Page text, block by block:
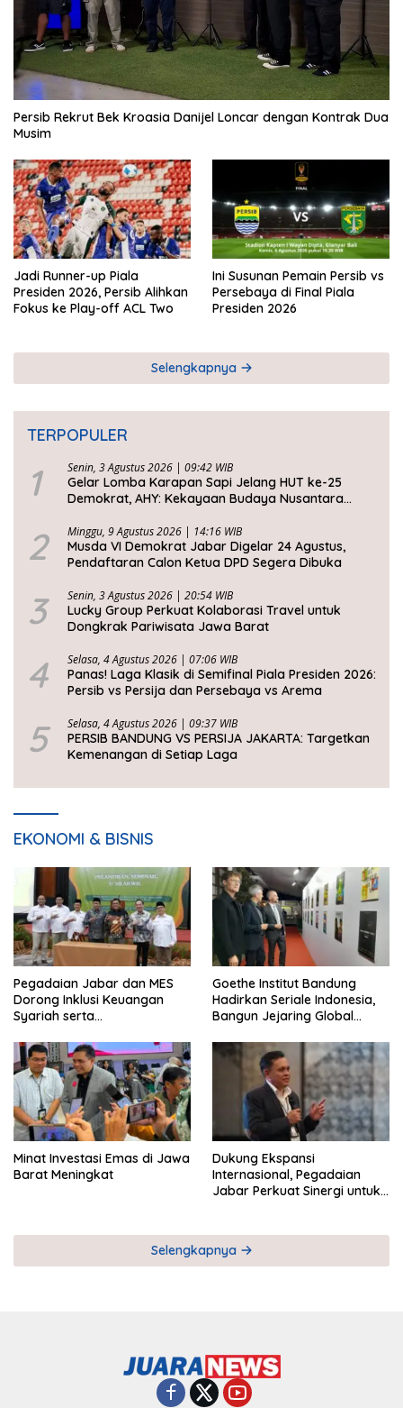
Persib Rekrut Bek Kroasia Danijel Loncar dengan Kontrak Dua
Musim
Jadi Runner-up Piala
Presiden 2026, Persib Alihkan
Fokus ke Play-off ACL Two
Ini Susunan Pemain Persib vs
Persebaya di Final Piala
Presiden 2026
Selengkapnya
TERPOPULER
1 Senin, 3 Agustus 2026 | 09:42 WIB
Gelar Lomba Karapan Sapi Jelang HUT ke-25
Demokrat, AHY: Kekayaan Budaya Nusantara
2 Minggu, 9 Agustus 2026 | 14:16 WIB
Musda VI Demokrat Jabar Digelar 24 Agustus,
Pendaftaran Calon Ketua DPD Segera Dibuka
3 Senin, 3 Agustus 2026 | 20:54 WIB
Lucky Group Perkuat Kolaborasi Travel untuk
Dongkrak Pariwisata Jawa Barat
4 Selasa, 4 Agustus 2026 | 07:06 WIB
Panas! Laga Klasik di Semifinal Piala Presiden 2026:
Persib vs Persija dan Persebaya vs Arema
5 Selasa, 4 Agustus 2026 | 09:37 WIB
PERSIB BANDUNG VS PERSIJA JAKARTA: Targetkan
Kemenangan di Setiap Laga
EKONOMI & BISNIS
Pegadaian Jabar dan MES
Dorong Inklusi Keuangan
Syariah serta
Goethe Institut Bandung
Hadirkan Seriale Indonesia,
Bangun Jejaring Global
Minat Investasi Emas di Jawa
Barat Meningkat
Dukung Ekspansi
Internasional, Pegadaian
Jabar Perkuat Sinergi untuk
Selengkapnya